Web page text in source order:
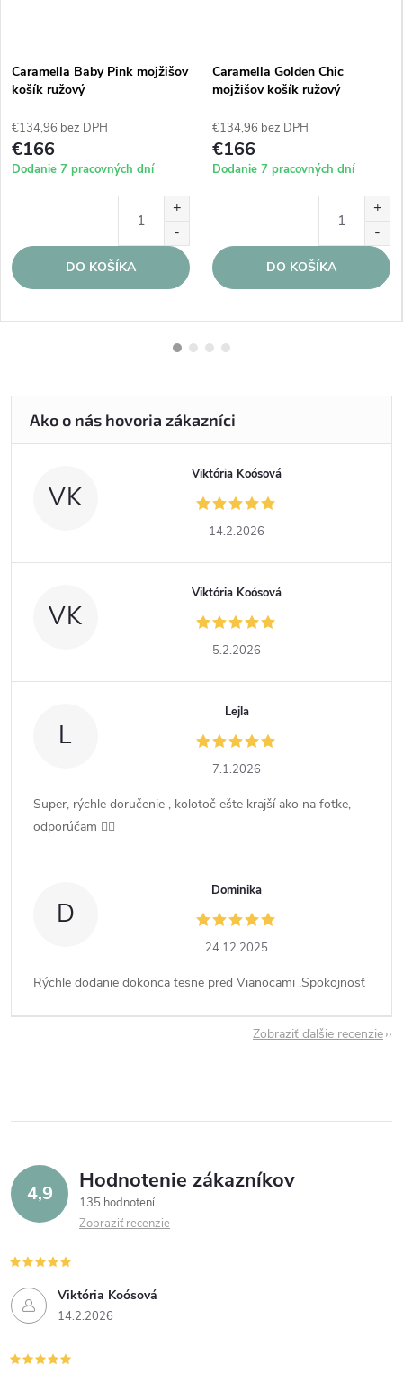
Caramella Baby Pink mojžišov
košík ružový
€134,96 bez DPH
€166
Dodanie 7 pracovných dní
DO KOŠÍKA
Caramella Golden Chic
mojžišov košík ružový
€134,96 bez DPH
€166
Dodanie 7 pracovných dní
DO KOŠÍKA
VK
Viktória Koósová
14.2.2026
VK
Viktória Koósová
5.2.2026
L
Lejla
7.1.2026
Super, rýchle doručenie , kolotoč ešte krajší ako na fotke,
odporúčam 👍🏻
D
Dominika
24.12.2025
Rýchle dodanie dokonca tesne pred Vianocami .Spokojnosť
Zobraziť ďalšie recenzie
4,9 Hodnotenie zákazníkov
135 hodnotení
Zobraziť recenzie
Viktória Koósová
14.2.2026